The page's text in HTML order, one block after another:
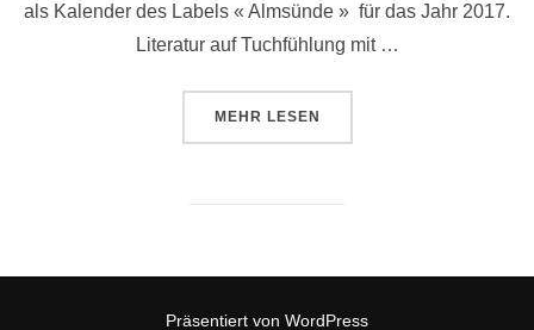
als Kalender des Labels « Almsünde » für das Jahr 2017.
Literatur auf Tuchfühlung mit …
MEHR ÜBER „DAS DIRNDL – VON
LESEN
Präsentiert von WordPress